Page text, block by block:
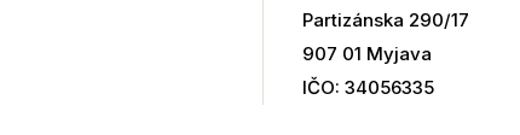
Partizánska 290/17
907 01 Myjava
IČO: 34056335